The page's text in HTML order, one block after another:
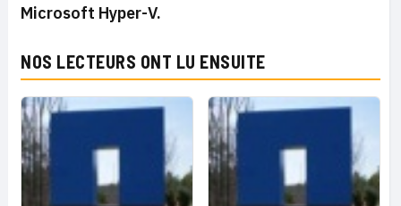
Microsoft Hyper-V.
NOS LECTEURS ONT LU ENSUITE